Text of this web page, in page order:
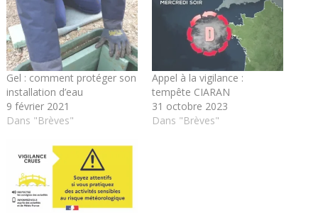
Gel : comment protéger son
installation d’eau
9 février 2021
Dans "Brèves"
Appel à la vigilance :
tempête CIARAN
31 octobre 2023
Dans "Brèves"